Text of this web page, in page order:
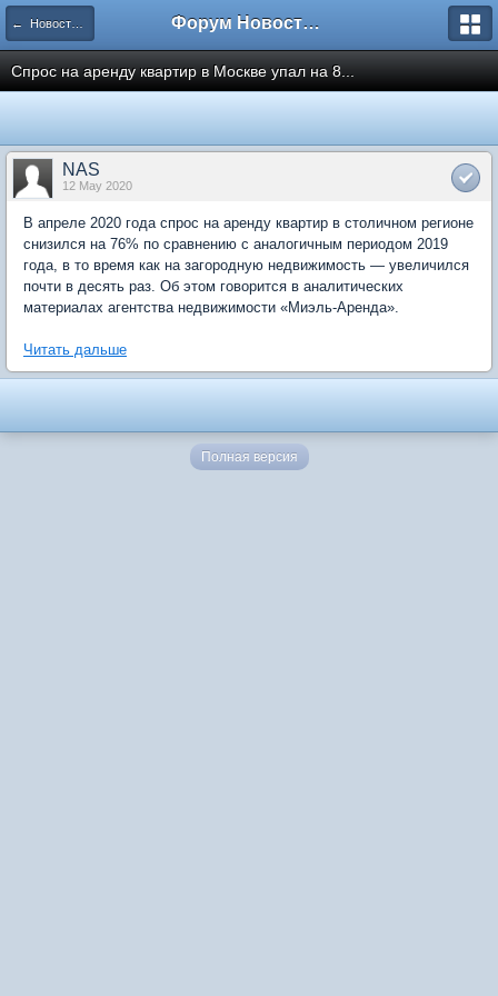
← Новости рынка недвижимости Форум Новостройки
Спрос на аренду квартир в Москве упал на 8...
NAS
12 May 2020
В апреле 2020 года спрос на аренду квартир в столичном регионе
снизился на 76% по сравнению с аналогичным периодом 2019
года, в то время как на загородную недвижимость — увеличился
почти в десять раз. Об этом говорится в аналитических
материалах агентства недвижимости «Миэль-Аренда».
Читать дальше
Полная версия